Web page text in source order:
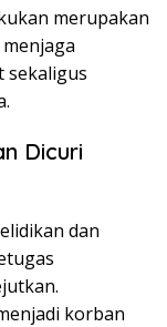
merupakan
sekaligus
Dicuri
dan
korban